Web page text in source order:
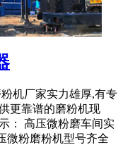
机厂家实力雄厚,有专
更靠谱的磨粉机现
： 高压微粉磨车间实
微粉磨粉机型号齐全